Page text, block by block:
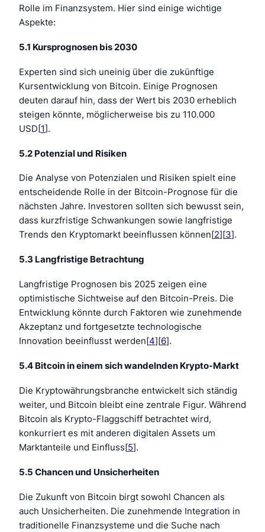
Rolle im Finanzsystem. Hier sind einige wichtige
Aspekte:
5.1 Kursprognosen bis 2030
Experten sind sich uneinig über die zukünftige
Kursentwicklung von Bitcoin. Einige Prognosen
deuten darauf hin, dass der Wert bis 2030 erheblich
steigen könnte, möglicherweise bis zu 110.000
USD[1].
5.2 Potenzial und Risiken
Die Analyse von Potenzialen und Risiken spielt eine
entscheidende Rolle in der Bitcoin-Prognose für die
nächsten Jahre. Investoren sollten sich bewusst sein,
dass kurzfristige Schwankungen sowie langfristige
Trends den Kryptomarkt beeinflussen können[2][3].
5.3 Langfristige Betrachtung
Langfristige Prognosen bis 2025 zeigen eine
optimistische Sichtweise auf den Bitcoin-Preis. Die
Entwicklung könnte durch Faktoren wie zunehmende
Akzeptanz und fortgesetzte technologische
Innovation beeinflusst werden[4][6].
5.4 Bitcoin in einem sich wandelnden Krypto-Markt
Die Kryptowährungsbranche entwickelt sich ständig
weiter, und Bitcoin bleibt eine zentrale Figur. Während
Bitcoin als Krypto-Flaggschiff betrachtet wird,
konkurriert es mit anderen digitalen Assets um
Marktanteile und Einfluss[5].
5.5 Chancen und Unsicherheiten
Die Zukunft von Bitcoin birgt sowohl Chancen als
auch Unsicherheiten. Die zunehmende Integration in
traditionelle Finanzsysteme und die Suche nach